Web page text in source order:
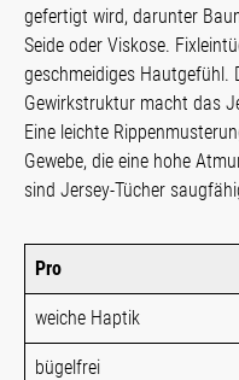
gefertigt wird, darunter
Seide oder Viskose.
geschmeidiges Hautgefühl.
Gewirkstruktur macht das
Eine leichte
Gewebe, die eine hohe
sind Jersey-Tücher
Pro
weiche Haptik
bügelfrei